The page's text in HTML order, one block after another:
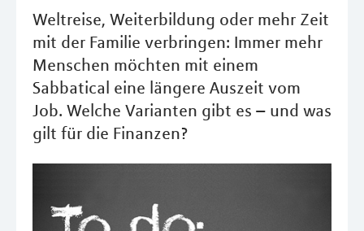
Weltreise, Weiterbildung oder mehr Zeit
mit der Familie verbringen: Immer mehr
Menschen möchten mit einem
Sabbatical eine längere Auszeit vom
Job. Welche Varianten gibt es – und was
gilt für die Finanzen?